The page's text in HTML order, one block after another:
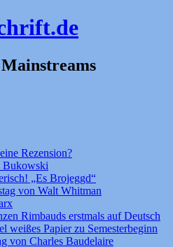
Rezension?
Bukowski
„Es Brojeggd“
von Walt Whitman
Rimbauds erstmals auf Deutsch
weißes Papier zu Semesterbeginn
von Charles Baudelaire